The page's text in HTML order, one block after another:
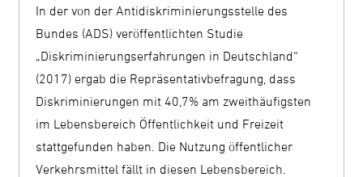
In der von der Antidiskriminierungsstelle des
Bundes (ADS) veröffentlichten Studie
„Diskriminierungserfahrungen in Deutschland“
(2017) ergab die Repräsentativbefragung, dass
Diskriminierungen mit 40,7% am zweithäufigsten
im Lebensbereich Öffentlichkeit und Freizeit
stattgefunden haben. Die Nutzung öffentlicher
Verkehrsmittel fällt in diesen Lebensbereich.